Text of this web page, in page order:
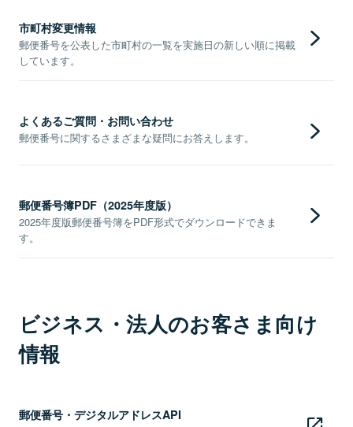
市町村変更情報
郵便番号を公表した市町村の一覧を実施日の新しい順に掲載
しています。
よくあるご質問・お問い合わせ
郵便番号に関するさまざまな疑問にお答えします。
郵便番号簿PDF（2025年度版）
2025年度版郵便番号簿をPDF形式でダウンロードできま
す。
ビジネス・法人のお客さま向け
情報
郵便番号・デジタルアドレスAPI